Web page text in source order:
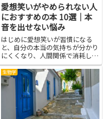
愛想笑いがやめられない人
におすすめの本 10選｜本
音を出せない悩み
はじめに愛想笑いが習慣になる
と、自分の本当の気持ちが分かり
にくくなり、人間関係で消耗しや
すくなります。本音を出せない悩
みを抱えている人には、心の仕組
みや表現の練習を扱う本が役立ち
ます。本を通して感情の整理の仕
方や、相手に伝えるための言葉の
生物学